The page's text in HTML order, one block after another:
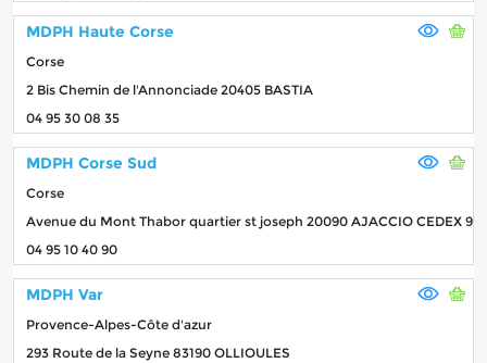
MDPH Haute Corse
Corse
2 Bis Chemin de l'Annonciade 20405 BASTIA
04 95 30 08 35
MDPH Corse Sud
Corse
Avenue du Mont Thabor quartier st joseph 20090 AJACCIO CEDEX 9
04 95 10 40 90
MDPH Var
Provence-Alpes-Côte d'azur
293 Route de la Seyne 83190 OLLIOULES